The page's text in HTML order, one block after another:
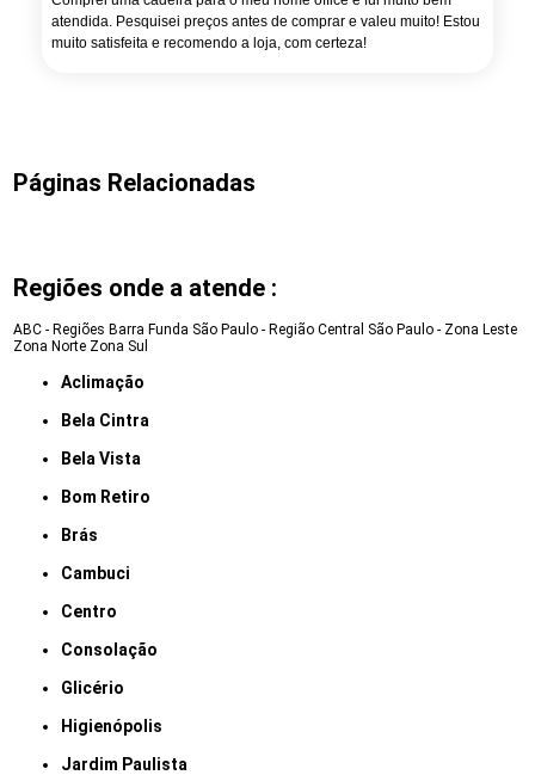
atendida. Pesquisei preços antes de comprar e valeu muito! Estou
muito satisfeita e recomendo a loja, com certeza!
Páginas Relacionadas
Regiões onde a atende :
ABC - Regiões Barra Funda São Paulo - Região Central São Paulo - Zona Leste
Zona Norte Zona Sul
Aclimação
Bela Cintra
Bela Vista
Bom Retiro
Brás
Cambuci
Centro
Consolação
Glicério
Higienópolis
Jardim Paulista